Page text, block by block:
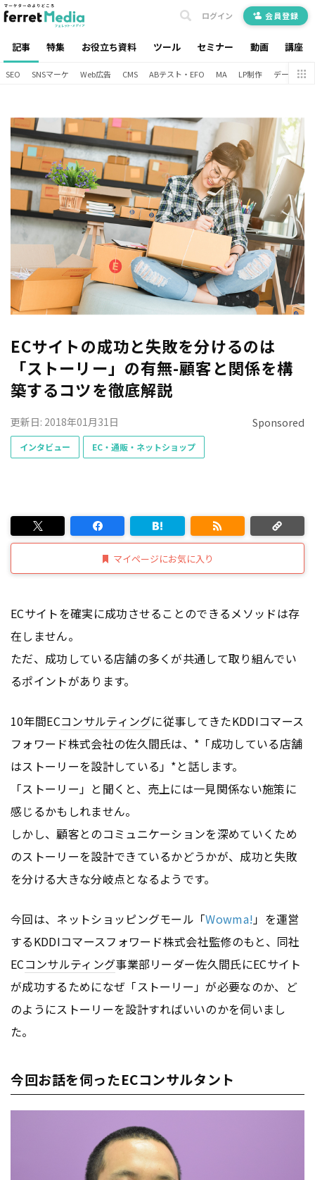
記事 特集 お役立ち資料 ツール セミナー 動画 講座
ログイン 会員登録
SEO SNSマーケ Web広告 CMS ABテスト・EFO MA LP制作 データ分析
ECサイトの成功と失敗を分けるのは
「ストーリー」の有無-顧客と関係を構
築するコツを徹底解説
Sponsored
更新日: 2018年01月31日
インタビュー EC・通販・ネットショップ
マイページにお気に入り
ECサイトを確実に成功させることのできるメソッドは存
在しません。
ただ、成功している店舗の多くが共通して取り組んでい
るポイントがあります。
10年間ECコンサルティングに従事してきたKDDIコマース
フォワード株式会社の佐久間氏は、*「成功している店舗
はストーリーを設計している」*と話します。
「ストーリー」と聞くと、売上には一見関係ない施策に
感じるかもしれません。
しかし、顧客とのコミュニケーションを深めていくため
のストーリーを設計できているかどうかが、成功と失敗
を分ける大きな分岐点となるようです。
今回は、ネットショッピングモール「Wowma!」を運営
するKDDIコマースフォワード株式会社監修のもと、同社
ECコンサルティング事業部リーダー佐久間氏にECサイト
が成功するためになぜ「ストーリー」が必要なのか、ど
のようにストーリーを設計すればいいのかを伺いまし
た。
今回お話を伺ったECコンサルタント